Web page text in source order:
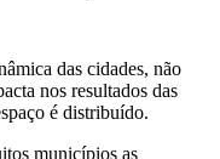
das cidades, não
nos resultados das
é distribuído.
municípios as